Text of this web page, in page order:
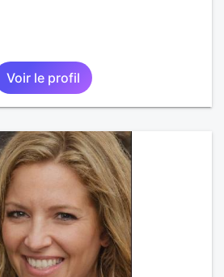
Voir le profil